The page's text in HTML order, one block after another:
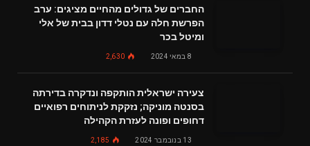
החברים של גדולים מהחיים מציגים: ערב
הפרשת חלה עם נטלי דדון בבית של אלי
ומיטל בכר
8 במאי 2024 2,630
צעירה ישראלית הותקפה ונדקרה בדירתה
בסנטה מוניקה; נזקקת לניתוחים רפואיים
דחופים ופונה לעזרת הקהילה
13 בנובמבר 2024 2,185